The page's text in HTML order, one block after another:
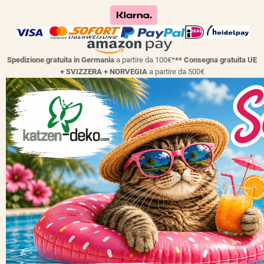
Spedizione gratuita in Germania a partire da 100€*** Consegna gratuita UE
+ SVIZZERA + NORVEGIAa partire da 500€